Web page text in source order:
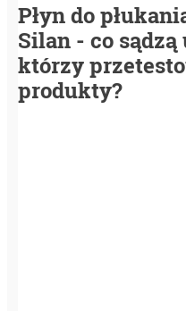
Płyn do
Silan - co
którzy
produkty?